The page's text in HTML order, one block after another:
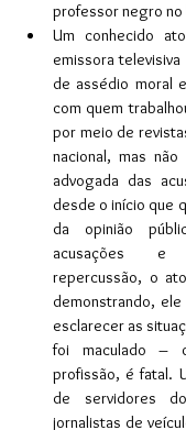
professor negro no
Um conhecido
emissora
de assédio moral
com quem
por meio de
nacional, mas
advogada das
desde o início que
da opinião
acusações e
repercussão, o
demonstrando,
esclarecer as
foi maculado –
profissão, é fatal.
de servidores
jornalistas de